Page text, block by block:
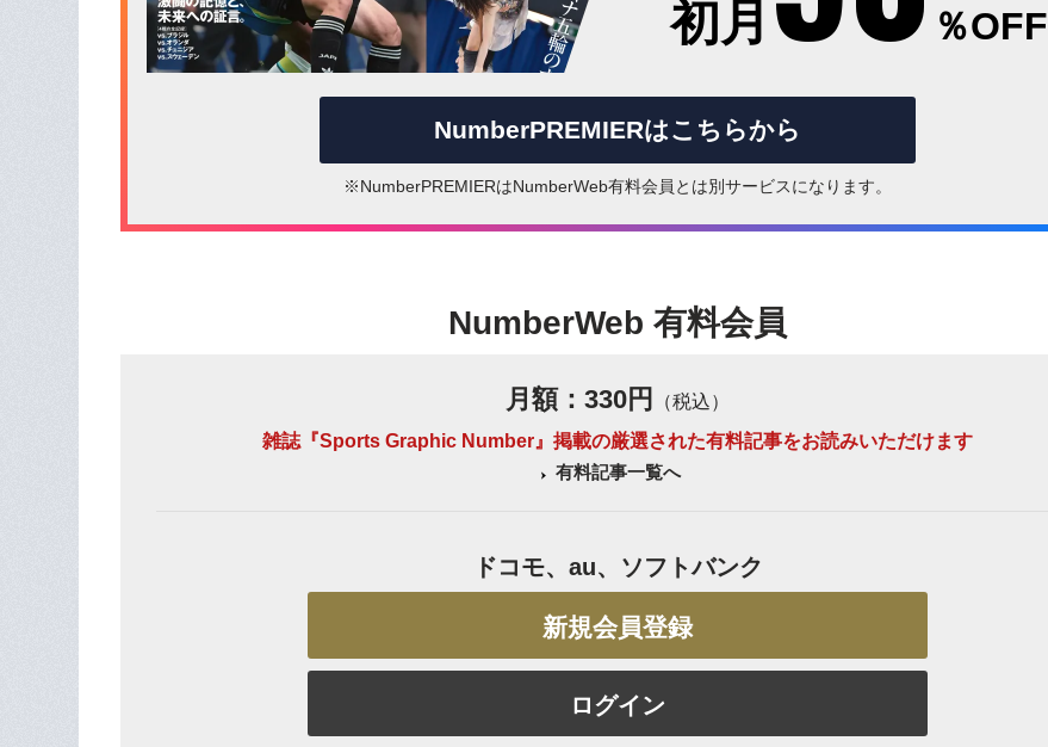
初月 ％OFF
NumberPREMIERはこちらから
※NumberPREMIERはNumberWeb有料会員とは別サービスになります。
NumberWeb 有料会員
月額：330円
（税込）
雑誌『Sports Graphic Number』掲載の厳選された有料記事をお読みいただけます
有料記事一覧へ
ドコモ、au、ソフトバンク
新規会員登録
ログイン